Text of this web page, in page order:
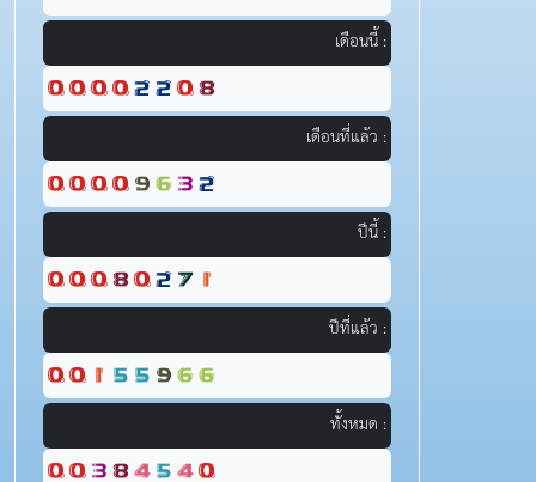
เดือนนี้ :
เดือนที่แล้ว :
ปีนี้ :
ปีที่แล้ว :
ทั้งหมด :